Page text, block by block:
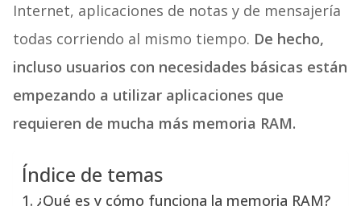
Internet, aplicaciones de notas y de mensajería
todas corriendo al mismo tiempo. De hecho,
incluso usuarios con necesidades básicas están
empezando a utilizar aplicaciones que
requieren de mucha más memoria RAM.
Índice de temas
¿Qué es y cómo funciona la memoria RAM?